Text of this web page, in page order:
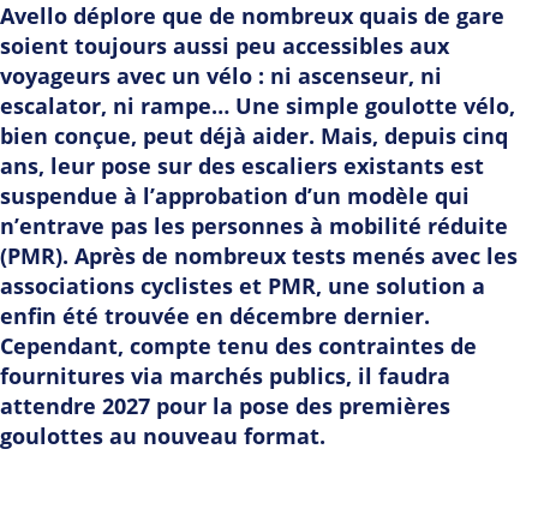
Avello déplore que de nombreux quais de gare
soient toujours aussi peu accessibles aux
voyageurs avec un vélo : ni ascenseur, ni
escalator, ni rampe… Une simple goulotte vélo,
bien conçue, peut déjà aider. Mais, depuis cinq
ans, leur pose sur des escaliers existants est
suspendue à l’approbation d’un modèle qui
n’entrave pas les personnes à mobilité réduite
(PMR). Après de nombreux tests menés avec les
associations cyclistes et PMR, une solution a
enfin été trouvée en décembre dernier.
Cependant, compte tenu des contraintes de
fournitures via marchés publics, il faudra
attendre 2027 pour la pose des premières
goulottes au nouveau format.